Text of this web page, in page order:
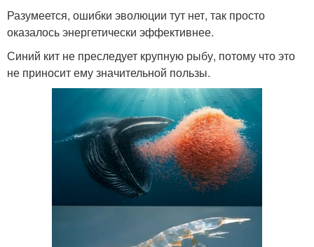
Разумеется, ошибки эволюции тут нет, так просто
оказалось энергетически эффективнее.
Синий кит не преследует крупную рыбу, потому что это
не приносит ему значительной пользы.